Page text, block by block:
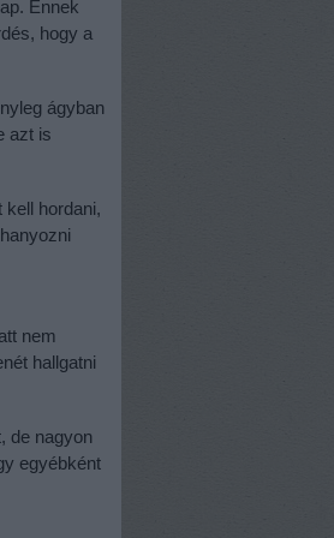
Ennek
hogy a
ágyban
azt is
hordani,
nem
hallgatni
de nagyon
egyébként